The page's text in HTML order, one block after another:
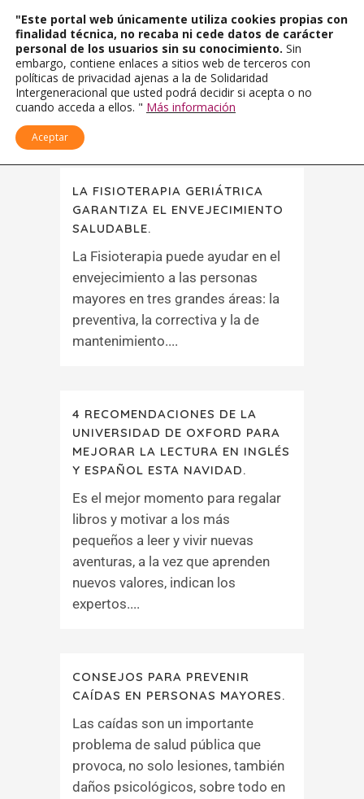
LA FISIOTERAPIA GERIÁTRICA
GARANTIZA EL ENVEJECIMIENTO
SALUDABLE.
La Fisioterapia puede ayudar en el
envejecimiento a las personas
mayores en tres grandes áreas: la
preventiva, la correctiva y la de
mantenimiento....
4 RECOMENDACIONES DE LA
UNIVERSIDAD DE OXFORD PARA
MEJORAR LA LECTURA EN INGLÉS
Y ESPAÑOL ESTA NAVIDAD.
Es el mejor momento para regalar
libros y motivar a los más
pequeños a leer y vivir nuevas
aventuras, a la vez que aprenden
nuevos valores, indican los
expertos....
CONSEJOS PARA PREVENIR
CAÍDAS EN PERSONAS MAYORES.
Las caídas son un importante
problema de salud pública que
provoca, no solo lesiones, también
daños psicológicos, sobre todo en
"Este portal web únicamente utiliza cookies propias con
finalidad técnica, no recaba ni cede datos de carácter
personal de los usuarios sin su conocimiento. Sin
embargo, contiene enlaces a sitios web de terceros con
políticas de privacidad ajenas a la de Solidaridad
Intergeneracional que usted podrá decidir si acepta o no
cuando acceda a ellos. " Más información
Aceptar